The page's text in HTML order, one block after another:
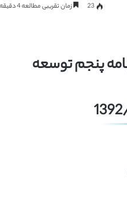
23 زمان تقریبی مطالعه 4 دقیقه